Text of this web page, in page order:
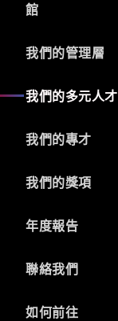
館
我們的管理層
我們的多元人才
我們的專才
我們的獎項
年度報告
聯絡我們
如何前往